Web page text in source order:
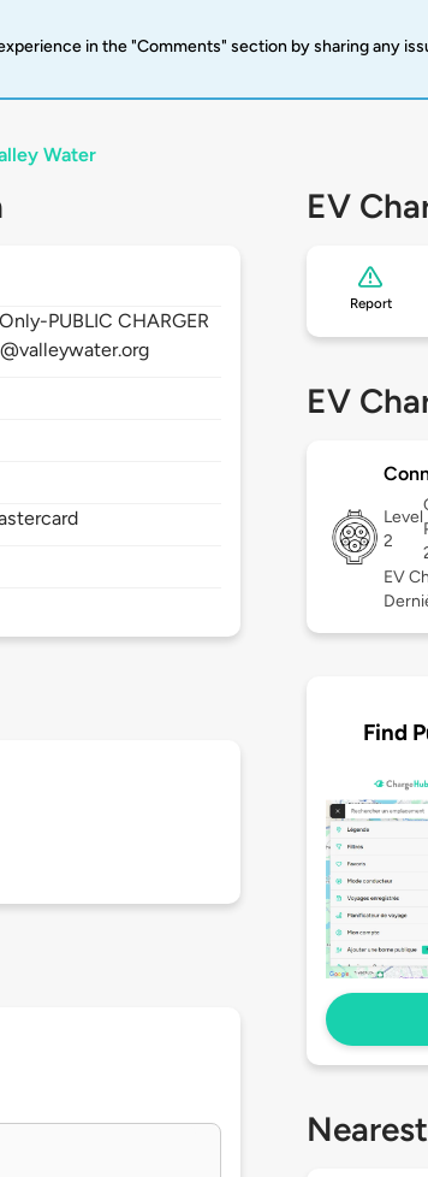
in the "Comments" section by sharing any
Water
PUBLIC CHARGER
EV
Report
EV
Level
2
EV
Find